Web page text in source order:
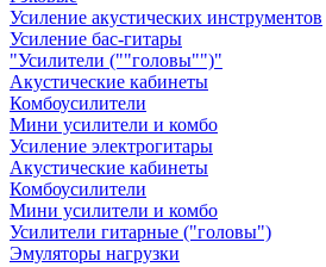
Усиление акустических инструментов
Усиление бас-гитары
"Усилители (""головы"")"
Акустические кабинеты
Комбоусилители
Мини усилители и комбо
Усиление электрогитары
Акустические кабинеты
Комбоусилители
Мини усилители и комбо
Усилители гитарные ("головы")
Эмуляторы нагрузки